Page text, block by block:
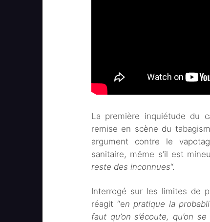
La première inquiétude du
remise en scène du
argument contre le
sanitaire, même s’il est
reste des inconnues“.
Interrogé sur les limites de
réagit “en pratique la
faut qu’on s’écoute, qu’on